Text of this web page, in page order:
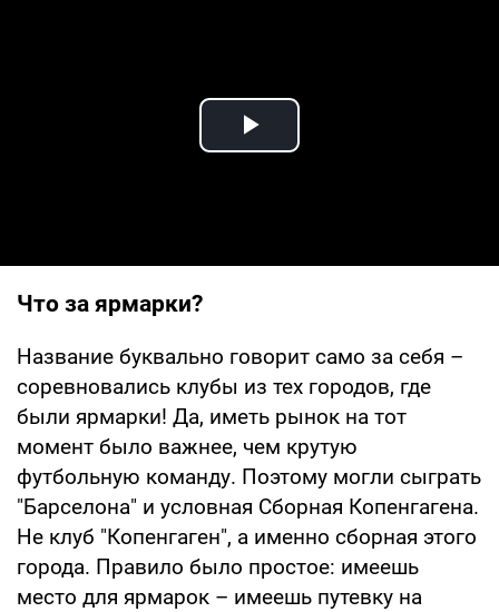
Play Video
Что за ярмарки?
Название буквально говорит само за себя –
соревновались клубы из тех городов, где
были ярмарки! Да, иметь рынок на тот
момент было важнее, чем крутую
футбольную команду. Поэтому могли сыграть
"Барселона" и условная Сборная Копенгагена.
Не клуб "Копенгаген", а именно сборная этого
города. Правило было простое: имеешь
место для ярмарок – имеешь путевку на